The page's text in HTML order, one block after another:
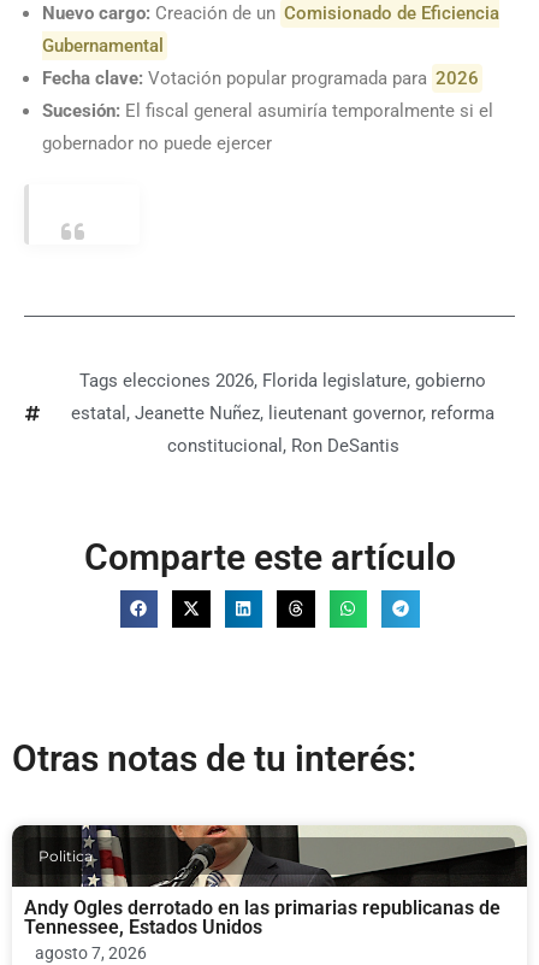
Nuevo cargo: Creación de un Comisionado de Eficiencia
Gubernamental
Fecha clave: Votación popular programada para 2026
Sucesión: El fiscal general asumiría temporalmente si el
gobernador no puede ejercer
Tags elecciones 2026, Florida legislature, gobierno
estatal , Jeanette Nuñez, lieutenant governor, reforma
constitucional , Ron DeSantis
Comparte este artículo
Otras notas de tu interés:
Politica
Andy Ogles derrotado en las primarias republicanas de
Tennessee, Estados Unidos
agosto 7, 2026